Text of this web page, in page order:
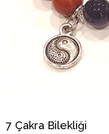
7 Çakra Bilekliği